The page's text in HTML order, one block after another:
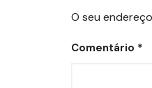
O seu
Comentário *